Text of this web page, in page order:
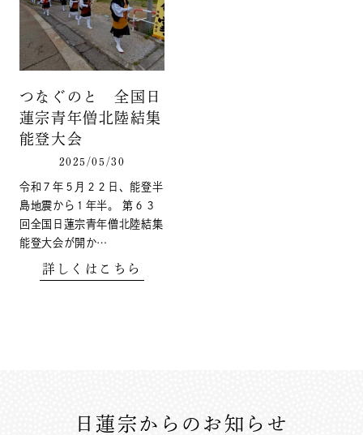
つなぐのと 全国日
蓮宗青年僧北陸結集
能登大会
2025/05/30
令和７年５月２２日、能登半
島地震から１年半。 第６３
回全国日蓮宗青年僧北陸結集
能登大会が開か…
詳しくはこちら
日蓮宗からのお知らせ